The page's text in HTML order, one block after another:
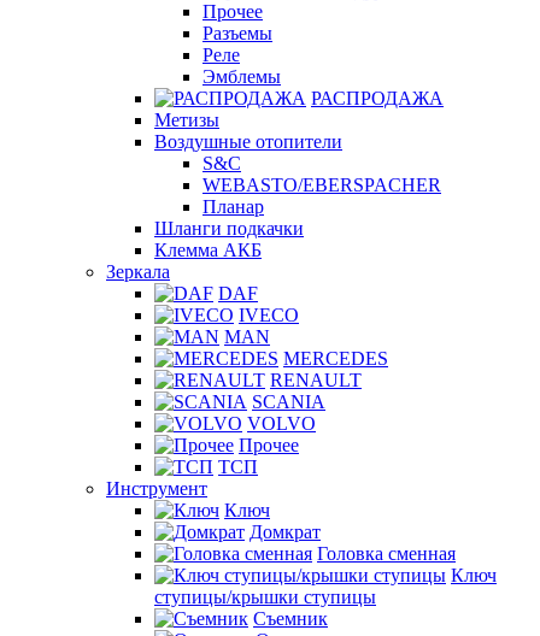
Прочее
Разъемы
Реле
Эмблемы
РАСПРОДАЖА
Метизы
Воздушные отопители
S&C
WEBASTO/EBERSPACHER
Планар
Шланги подкачки
Клемма АКБ
Зеркала
DAF
IVECO
MAN
MERCEDES
RENAULT
SCANIA
VOLVO
Прочее
ТСП
Инструмент
Ключ
Домкрат
Головка сменная
Ключ
ступицы/крышки ступицы
Съемник